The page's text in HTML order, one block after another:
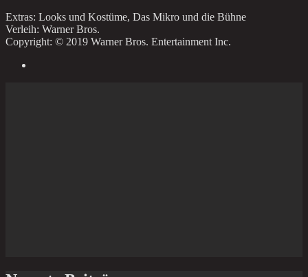
Extras: Looks und Kostüme, Das Mikro und die Bühne
Verleih: Warner Bros.
Copyright: © 2019 Warner Bros. Entertainment Inc.